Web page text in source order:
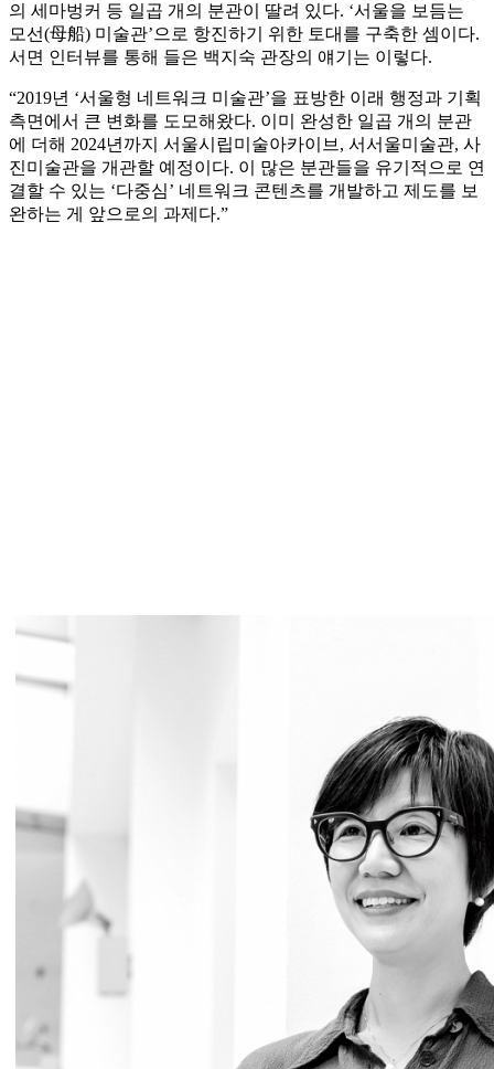
의 세마벙커 등 일곱 개의 분관이 딸려 있다. ‘서울을 보듬는
모선(母船) 미술관’으로 항진하기 위한 토대를 구축한 셈이다.
서면 인터뷰를 통해 들은 백지숙 관장의 얘기는 이렇다.
“2019년 ‘서울형 네트워크 미술관’을 표방한 이래 행정과 기획
측면에서 큰 변화를 도모해왔다. 이미 완성한 일곱 개의 분관
에 더해 2024년까지 서울시립미술아카이브, 서서울미술관, 사
진미술관을 개관할 예정이다. 이 많은 분관들을 유기적으로 연
결할 수 있는 ‘다중심’ 네트워크 콘텐츠를 개발하고 제도를 보
완하는 게 앞으로의 과제다.”